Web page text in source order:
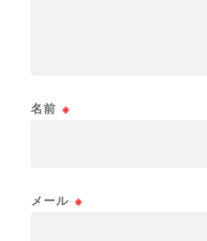
名前 ※
メール ※